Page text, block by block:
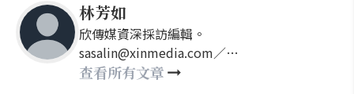
林芳如
欣傳媒資深採訪編輯。
sasalin@xinmedia.com／
happy21917@gmail.com
查看所有文章